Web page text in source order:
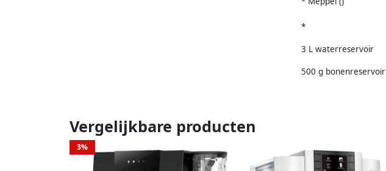
*
3 L waterreservoir
500 g bonenreservoir
Vergelijkbare producten
3%